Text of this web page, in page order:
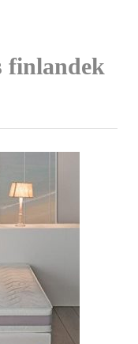
finlandek